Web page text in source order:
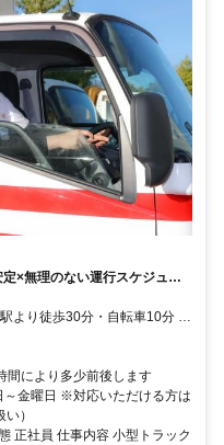
×無理のない運行スケジュー
より徒歩30分・自転車10分 ※
間により多少前後します
金曜日 ※対応いただける方は
）
正社員 仕事内容 小型トラック